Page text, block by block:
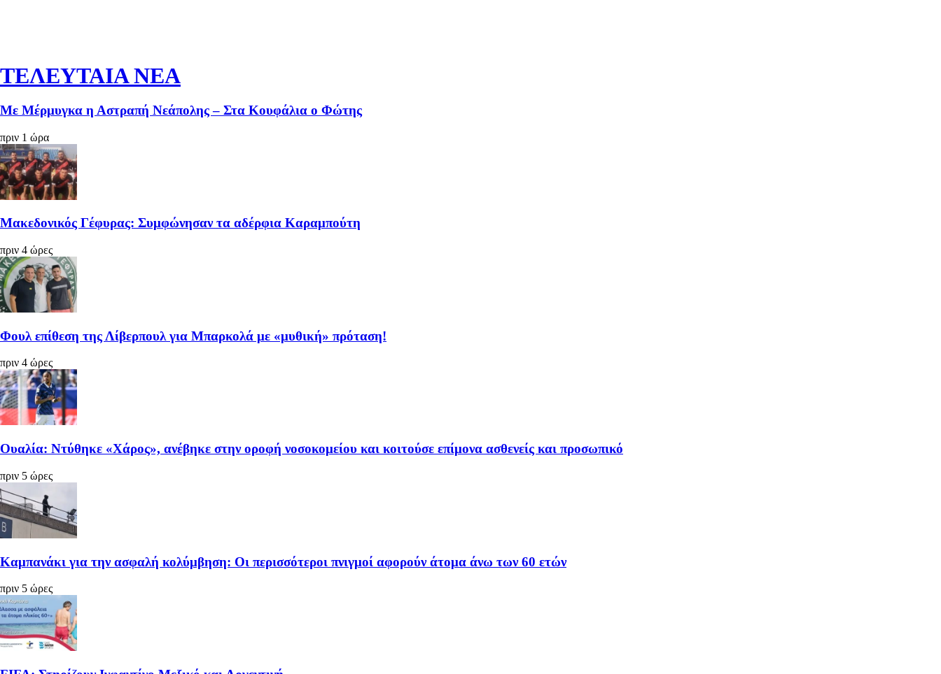
ΤΕΛΕΥΤΑΙΑ ΝΕΑ
Με Μέρμυγκα η Αστραπή Νεάπολης – Στα Κουφάλια ο Φώτης
πριν 1 ώρα
Μακεδονικός Γέφυρας: Συμφώνησαν τα αδέρφια Καραμπούτη
πριν 4 ώρες
Φουλ επίθεση της Λίβερπουλ για Μπαρκολά με «μυθική» πρόταση!
πριν 4 ώρες
Ουαλία: Ντύθηκε «Χάρος», ανέβηκε στην οροφή νοσοκομείου και κοιτούσε επίμονα ασθενείς και προσωπικό
πριν 5 ώρες
Καμπανάκι για την ασφαλή κολύμβηση: Οι περισσότεροι πνιγμοί αφορούν άτομα άνω των 60 ετών
πριν 5 ώρες